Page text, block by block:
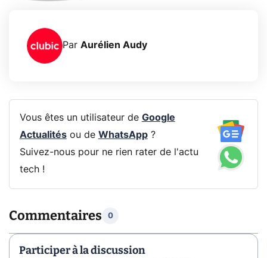
Par Aurélien Audy
Vous êtes un utilisateur de Google
Actualitésou de WhatsApp?
Suivez-nous pour ne rien rater de l'actu
tech !
Commentaires 0
Participer à la discussion